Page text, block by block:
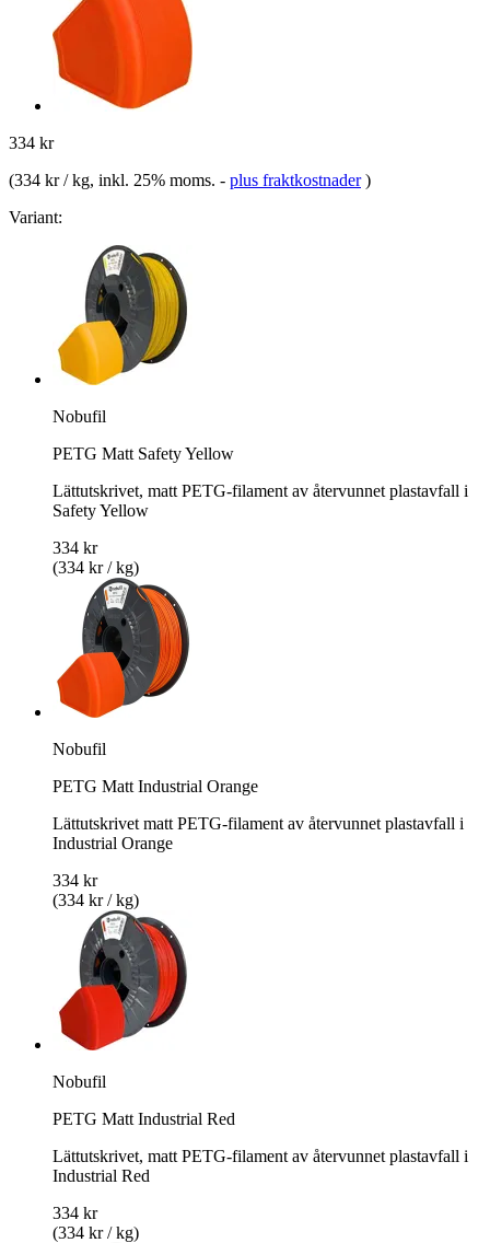
334 kr
(334 kr / kg, inkl. 25% moms. - plus fraktkostnader )
Variant:
Nobufil
PETG Matt Safety Yellow
Lättutskrivet, matt PETG-filament av återvunnet plastavfall i
Safety Yellow
334 kr
(334 kr / kg)
Nobufil
PETG Matt Industrial Orange
Lättutskrivet matt PETG-filament av återvunnet plastavfall i
Industrial Orange
334 kr
(334 kr / kg)
Nobufil
PETG Matt Industrial Red
Lättutskrivet, matt PETG-filament av återvunnet plastavfall i
Industrial Red
334 kr
(334 kr / kg)